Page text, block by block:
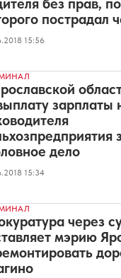
без прав,
пострадал
15:56
зарплаты
дело
15:34
через
мэрию